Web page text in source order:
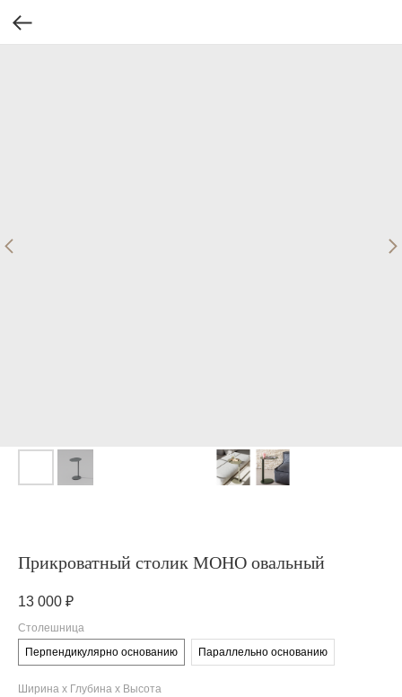
Прикроватный столик МОНО овальный
13 000 ₽
Столешница
Перпендикулярно основанию
Параллельно основанию
Ширина х Глубина х Высота